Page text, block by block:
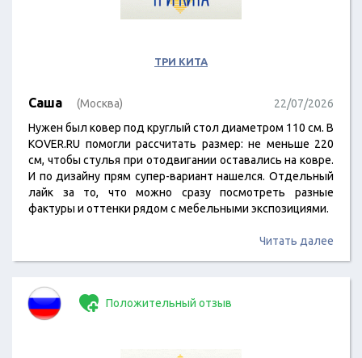
ТРИ КИТА
Саша (Москва)
22/07/2026
Нужен был ковер под круглый стол диаметром 110 см. В
KOVER.RU помогли рассчитать размер: не меньше 220
см, чтобы стулья при отодвигании оставались на ковре.
И по дизайну прям супер-вариант нашелся. Отдельный
лайк за то, что можно сразу посмотреть разные
фактуры и оттенки рядом с мебельными экспозициями.
Читать далее
Положительный отзыв